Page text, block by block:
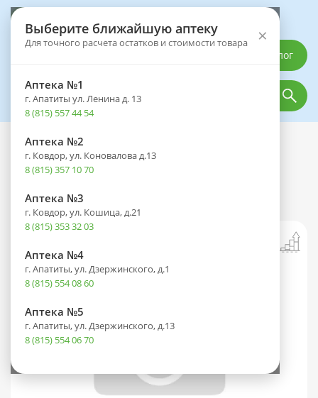
Выберите ближайшую аптеку
Для точного расчета остатков и стоимости товара ×
Аптека №1
г. Апатиты ул. Ленина д. 13
8 (815) 557 44 54
Аптека №2
г. Ковдор, ул. Коновалова д.13
8 (815) 357 10 70
Аптека №3
г. Ковдор, ул. Кошица, д.21
8 (815) 353 32 03
Аптека №4
г. Апатиты, ул. Дзержинского, д.1
8 (815) 554 08 60
Аптека №5
г. Апатиты, ул. Дзержинского, д.13
8 (815) 554 06 70
Каталог
Каталог Оптика
Линзы Air optix Plus HydraGlyde (30
дней) BC 8.6 №6 контактные корриг.
(-1.25)